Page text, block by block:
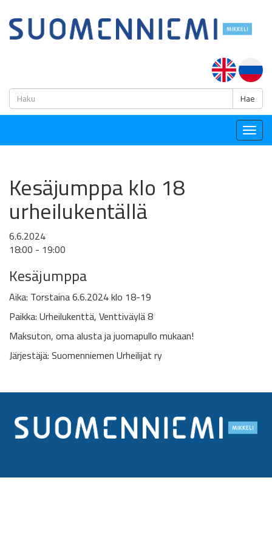
Hae
Kesäjumppa klo 18
urheilukentällä
6.6.2024
18:00 - 19:00
Kesäjumppa
Aika: Torstaina 6.6.2024 klo 18-19
Paikka: Urheilukenttä, Venttiväylä 8
Maksuton, oma alusta ja juomapullo mukaan!
Järjestäjä: Suomenniemen Urheilijat ry